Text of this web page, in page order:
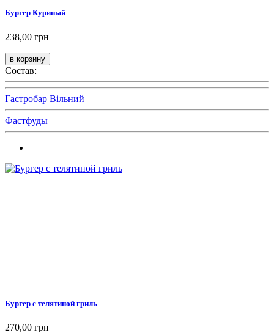
Бургер Куриный
238,00 грн
Состав:
Гастробар Вільний
Фастфуды
Бургер с телятиной гриль
270,00 грн